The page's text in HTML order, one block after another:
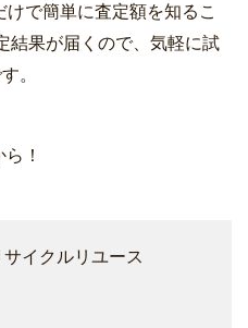
で簡単に査定額を知るこ
結果が届くので、気軽に試
。
ら！
サイクルリユース